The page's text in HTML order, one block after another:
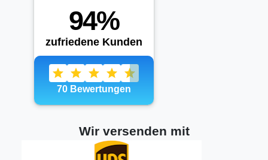
Wir versenden mit